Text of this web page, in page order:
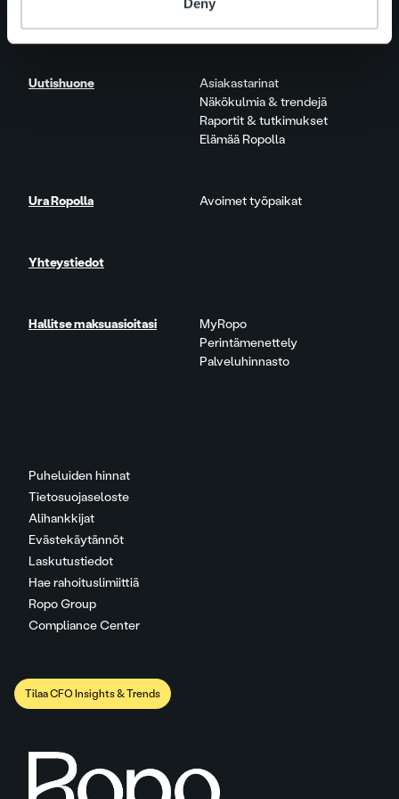
Puheluiden hinnat
Tietosuojaseloste
Alihankkijat
Evästekäytännöt
Laskutustiedot
Hae rahoituslimiittiä
Ropo Group
Compliance Center
Lisäpalvelut
Uutishuone
Asiakastarinat
Näkökulmia & trendejä
Raportit & tutkimukset
Elämää Ropolla
Ura Ropolla Avoimet työpaikat
Yhteystiedot
Hallitse maksuasioitasi
MyRopo
Perintämenettely
Palveluhinnasto
Tilaa CFO Insights & Trends